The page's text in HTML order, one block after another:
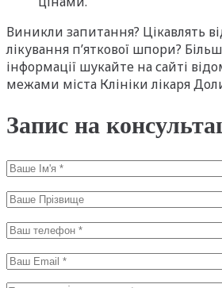
Виникли запитання? Цікавлять
лікування п’яткової шпори?
інформації шукайте на сайті
межами міста Клініки лікаря
Запис на